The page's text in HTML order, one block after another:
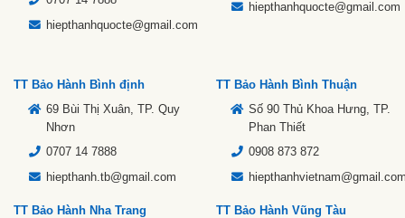
hiepthanhquocte@gmail.com
hiepthanhquocte@gmail.com
TT Bảo Hành Bình định
69 Bùi Thị Xuân, TP. Quy
Nhơn
0707 14 7888
hiepthanh.tb@gmail.com
TT Bảo Hành Nha Trang
TT Bảo Hành Bình Thuận
Số 90 Thủ Khoa Hưng, TP.
Phan Thiết
0908 873 872
TT Bảo Hành Vũng Tàu